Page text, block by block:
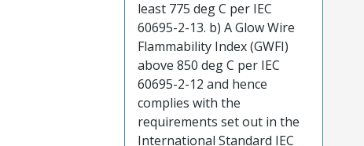
least 775 deg C per IEC
60695-2-13. b) A Glow Wire
Flammability Index (GWFI)
above 850 deg C per IEC
60695-2-12 and hence
complies with the
requirements set out in the
International Standard IEC